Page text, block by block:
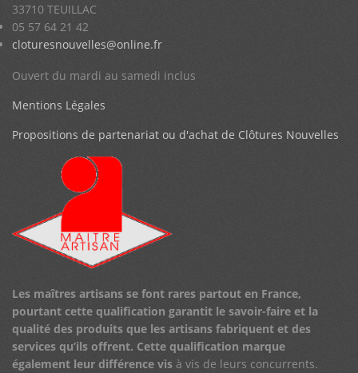
33710 TEUILLAC
05 57 64 21 42
cloturesnouvelles@online.fr
Ouvert du mardi au samedi inclus
Mentions Légales
Propositions de partenariat ou d'achat de Clôtures Nouvelles
Les maîtres artisans se font rares partout en France,
pourtant cette qualification garantit le savoir-faire et la
qualité des produits que les artisans fabriquent et des
services qu’ils offrent. Cette qualification marque
également leur différence vis à vis de leurs concurrents.